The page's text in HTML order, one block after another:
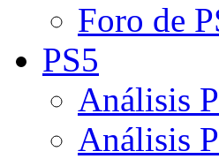
Foro de
PS5
Análisis
Análisis